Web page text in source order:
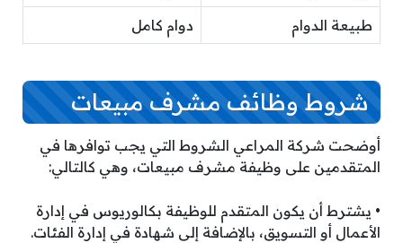
طبيعة الدوام دوام كامل
شروط وظائف مشرف مبيعات
أوضحت شركة المراعي الشروط التي يجب توافرها في
المتقدمين على وظيفة مشرف مبيعات، وهي كالتالي:
• يشترط أن يكون المتقدم للوظيفة بكالوريوس في إدارة
الأعمال أو التسويق، بالإضافة إلى شهادة في إدارة الفئات.